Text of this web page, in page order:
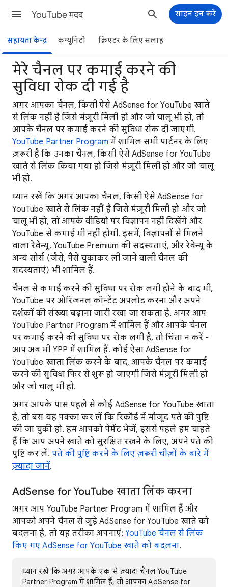
YouTube मदद साइन इन करें
सहायता केन्द्र कम्यूनिटी क्रिएटर के लिए सलाह
मेरे चैनल पर कमाई करने की
सुविधा रोक दी गई है
अगर आपका चैनल, किसी ऐसे AdSense for YouTube खाते
से लिंक नहीं है जिसे मंज़ूरी मिली हो और जो चालू भी हो, तो
आपके चैनल पर कमाई करने की सुविधा रोक दी जाएगी.
YouTube Partner Program में शामिल सभी पार्टनर के लिए
ज़रूरी है कि उनका चैनल, किसी ऐसे AdSense for YouTube
खाते से लिंक किया गया हो जिसे मंज़ूरी मिली हो और जो चालू
भी हो.
ध्यान रखें कि अगर आपका चैनल, किसी ऐसे AdSense for
YouTube खाते से लिंक नहीं है जिसे मंज़ूरी मिली हो और जो
चालू भी हो, तो आपके वीडियो पर विज्ञापन नहीं दिखेंगे और
YouTube से कमाई भी नहीं होगी. इसमें, विज्ञापनों से मिलने
वाला रेवेन्यू, YouTube Premium की सदस्यताएं, और रेवेन्यू के
अन्य सोर्स (जैसे, पैसे चुकाकर ली जाने वाली चैनल की
सदस्यताएं) भी शामिल हैं.
चैनल से कमाई करने की सुविधा पर रोक लगी होने के बाद भी,
YouTube पर ओरिजनल कॉन्टेंट अपलोड करना और अपने
दर्शकों की संख्या बढ़ाना जारी रखा जा सकता है. अगर आप
YouTube Partner Program में शामिल हैं और आपके चैनल
पर कमाई करने की सुविधा पर रोक लगी है, तो चिंता न करें -
आप अब भी YPP में शामिल हैं. कोई ऐसा AdSense for
YouTube खाता लिंक करने के बाद, आपके चैनल पर कमाई
करने की सुविधा फिर से शुरू हो जाएगी जिसे मंज़ूरी मिली हो
और जो चालू भी हो.
अगर आपके पास पहले से कोई AdSense for YouTube खाता
है, तो बस यह पक्का कर लें कि रिकॉर्ड में मौजूद पते की पुष्टि
की जा चुकी हो. हम आपको पेमेंट भेजें, इससे पहले हम चाहते
हैं कि आप अपने खाते को सुरक्षित रखने के लिए, अपने पते की
पुष्टि कर लें. पते की पुष्टि करने के लिए ज़रूरी चीज़ों के बारे में
ज़्यादा जानें.
AdSense for YouTube खाता लिंक करना
अगर आप YouTube Partner Program में शामिल हैं और
आपको अपने चैनल से जुड़े AdSense for YouTube खाते को
बदलना है, तो यह तरीका अपनाएं: YouTube चैनल से लिंक
किए गए AdSense for YouTube खाते को बदलना.
ध्यान रखें कि अगर आपके एक से ज़्यादा चैनल YouTube
Partner Program में शामिल हैं, तो आपका AdSense for